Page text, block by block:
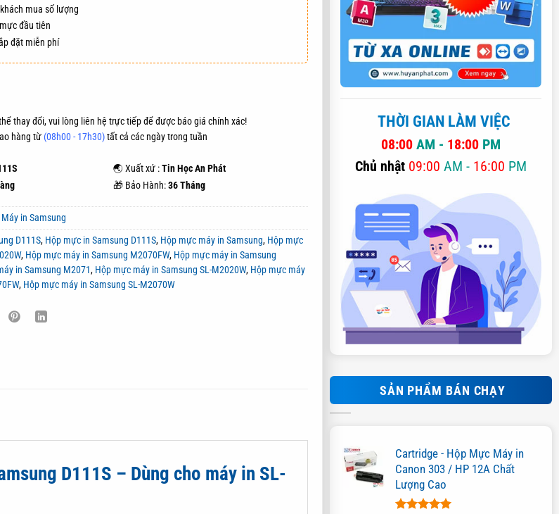
THỜI GIAN LÀM VIỆC
08:00 AM - 18:00 PM
Chủ nhật 09:00 AM - 16:00 PM
SẢN PHẨM BÁN CHẠY
Cartridge - Hộp Mực Máy in
Canon 303 / HP 12A Chất
Lượng Cao
mua số lượng
đầu tiên
đặt miễn phí
thay đổi, vui lòng liên hệ trực tiếp để được báo giá chính xác!
hàng từ (08h00 - 17h30)tất cả các ngày trong tuần
🌏 Xuất xứ :Tin Học An Phát
🎁 Bảo Hành:36 Tháng
in Samsung
D111S, Hộp mực in Samsung D111S, Hộp mực máy in Samsung, Hộp mực
, Hộp mực máy in Samsung M2070FW, Hộp mực máy in Samsung
in Samsung M2071, Hộp mực máy in Samsung SL-M2020W, Hộp mực máy
, Hộp mực máy in Samsung SL-M2070W
D111S – Dùng cho máy in SL-